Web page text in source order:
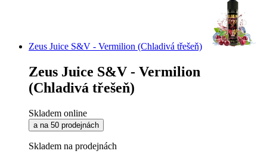
Zeus Juice S&V - Vermilion (Chladivá třešeň)
Zeus Juice S&V - Vermilion
(Chladivá třešeň)
Skladem online
a na 50 prodejnách
Skladem na prodejnách